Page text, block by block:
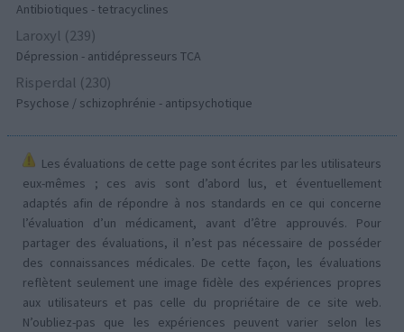
Antibiotiques - tetracyclines
Laroxyl (239)
Dépression - antidépresseurs TCA
Risperdal (230)
Psychose / schizophrénie - antipsychotique
Les évaluations de cette page sont écrites par les utilisateurs
eux-mêmes ; ces avis sont d’abord lus, et éventuellement
adaptés afin de répondre à nos standards en ce qui concerne
l’évaluation d’un médicament, avant d’être approuvés. Pour
partager des évaluations, il n’est pas nécessaire de posséder
des connaissances médicales. De cette façon, les évaluations
reflètent seulement une image fidèle des expériences propres
aux utilisateurs et pas celle du propriétaire de ce site web.
N’oubliez-pas que les expériences peuvent varier selon les